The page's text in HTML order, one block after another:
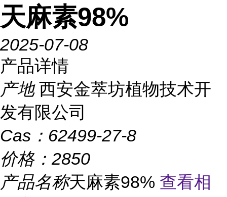
天麻素98%
2025-07-08
产品详情
产地 西安金萃坊植物技术开
发有限公司
Cas： 62499-27-8
价格： 2850
产品名称天麻素98% 查看相